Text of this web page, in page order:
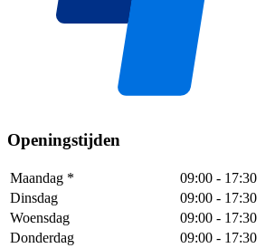
Openingstijden
Maandag * 09:00 - 17:30
Dinsdag
09:00 - 17:30
Woensdag
09:00 - 17:30
Donderdag
09:00 - 17:30